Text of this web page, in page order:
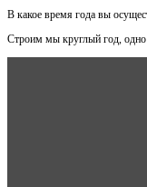
В какое время года вы
Строим мы круглый год, одно